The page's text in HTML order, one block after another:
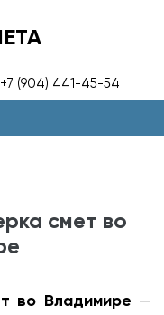
+7 (904) 441-45-54
смет во
во Владимире —